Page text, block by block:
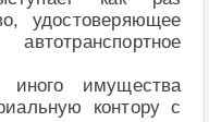
удостоверяющее
иного имущества
контору с